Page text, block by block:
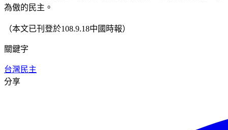
為傲的民主。
（本文已刊登於108.9.18中國時報）
關鍵字
台灣民主
分享